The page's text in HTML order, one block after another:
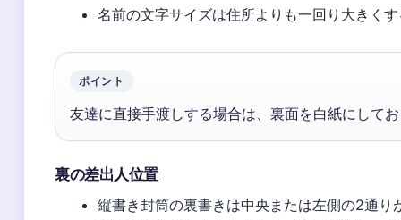
名前の文字サイズは住所よりも一回り大きく
ポイント
友達に直接手渡しする場合は、裏面を白紙にして
裏の差出人位置
縦書き封筒の裏書きは中央または左側の2通り